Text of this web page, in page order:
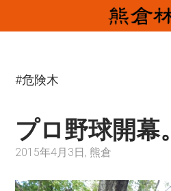
to
#危険木
プロ野球開幕。
2015年4月3日, 熊倉